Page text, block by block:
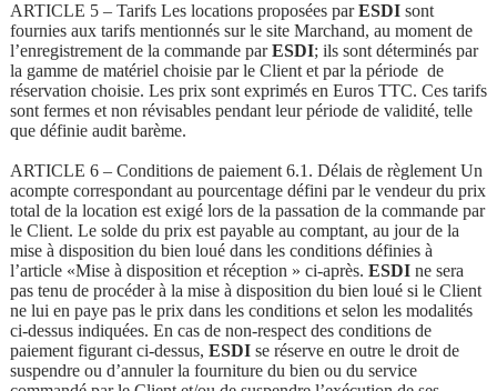
ARTICLE 5 – Tarifs Les locations proposées parESDIsont
fournies aux tarifs mentionnés sur le site Marchand, au moment de
l’enregistrement de la commande parESDI; ils sont déterminés par
la gamme de matériel choisie par le Client et par la période de
réservation choisie. Les prix sont exprimés en Euros TTC. Ces tarifs
sont fermes et non révisables pendant leur période de validité, telle
que définie audit barème.
ARTICLE 6 – Conditions de paiement 6.1. Délais de règlement Un
acompte correspondant au pourcentage défini par le vendeur du prix
total de la location est exigé lors de la passation de la commande par
le Client. Le solde du prix est payable au comptant, au jour de la
mise à disposition du bien loué dans les conditions définies à
l’article «Mise à disposition et réception » ci-après. ESDIne sera
pas tenu de procéder à la mise à disposition du bien loué si le Client
ne lui en paye pas le prix dans les conditions et selon les modalités
ci-dessus indiquées. En cas de non-respect des conditions de
paiement figurant ci-dessus, ESDIse réserve en outre le droit de
suspendre ou d’annuler la fourniture du bien ou du service